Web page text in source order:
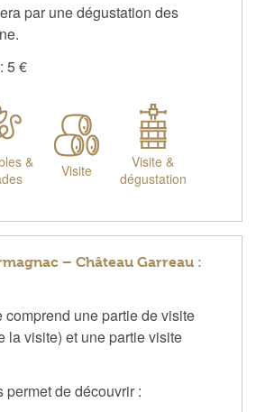
par une dégustation des
5 €
&
Visite
Visite &
dégustation
– Château Garreau :
comprend une partie de visite
la visite) et une partie visite
permet de découvrir :